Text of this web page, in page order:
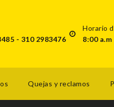
- 310 2983476
Horario
8:00
Quejas y reclamos